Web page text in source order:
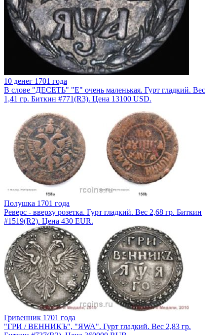
10 денег 1701 года
В слове "ДЕСЕТЬ" "Е" очень маленькая. Гурт гладкий. Вес
1,41 гр. Биткин #771(R3). Цена 13100 USD.
Полушка 1701 года
Реверс - вверху розетка. Гурт гладкий. Вес 2,68 гр. Биткин
#1519(R2). Цена 430 EUR.
Гривенник 1701 года
"ГРИ / ВЕННИКЪ", "ЯWA". Гурт гладкий. Вес 2,83 гр.